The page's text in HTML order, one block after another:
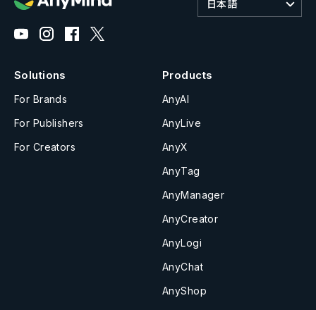
日本語
Solutions
For Brands
For Publishers
For Creators
Products
AnyAI
AnyLive
AnyX
AnyTag
AnyManager
AnyCreator
AnyLogi
AnyChat
AnyShop